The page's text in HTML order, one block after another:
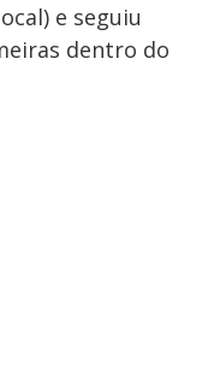
e seguiu
dentro do